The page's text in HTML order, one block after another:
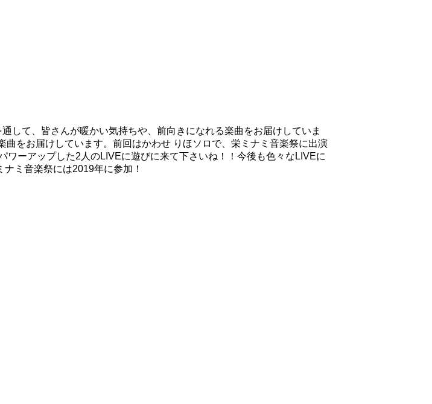
して、皆さんが暖かい気持ちや、前向きになれる楽曲をお届けしていま
をお届けしています。前回はかわせ りほソロで、栄ミナミ音楽祭に出演
ーアップした2人のLIVEに遊びに来て下さいね！！今後も色々なLIVEに
ミ音楽祭には2019年に参加！